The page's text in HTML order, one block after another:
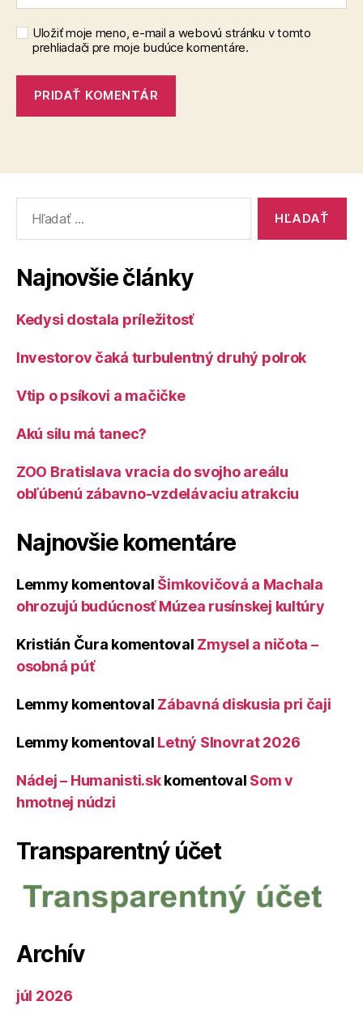
Uložiť moje meno, e-mail a webovú stránku v tomto
prehliadači pre moje budúce komentáre.
Najnovšie články
Kedysi dostala príležitosť
Investorov čaká turbulentný druhý polrok
Vtip o psíkovi a mačičke
Akú silu má tanec?
ZOO Bratislava vracia do svojho areálu
obľúbenú zábavno-vzdelávaciu atrakciu
Najnovšie komentáre
Lemmy komentoval Šimkovičová a Machala
ohrozujú budúcnosť Múzea rusínskej kultúry
Kristián Čura komentoval Zmysel a ničota –
osobná púť
Lemmy komentoval Zábavná diskusia pri čaji
Lemmy komentoval Letný Slnovrat 2026
Nádej – Humanisti.skkomentoval Som v
hmotnej núdzi
Transparentný účet
Archív
júl 2026